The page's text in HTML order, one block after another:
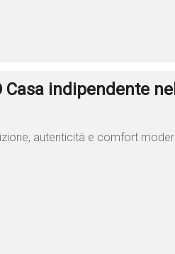
Casa indipendente
autenticità e comfort